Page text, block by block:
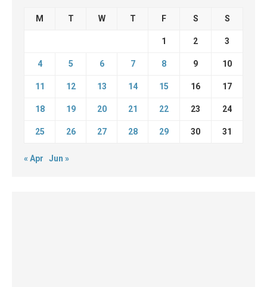
M T W T F S S
1 2 3
4 5 6 7 8 9 10
11 12 13 14 15 16 17
18 19 20 21 22 23 24
25 26 27 28 29 30 31
« Apr Jun »